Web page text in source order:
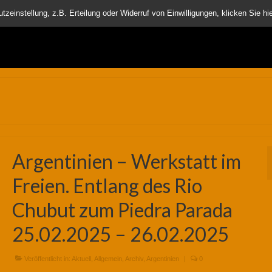
Argentinien – Werkstatt im
Freien. Entlang des Rio
Chubut zum Piedra Parada
25.02.2025 – 26.02.2025
Veröffentlicht in: Aktuell, Allgemein Archiv, Argentinien | 0
z.B. Erteilung oder Widerruf von Einwilligungen, klicken Sie